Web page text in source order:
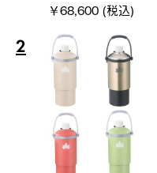
￥68,600 (税込)
2